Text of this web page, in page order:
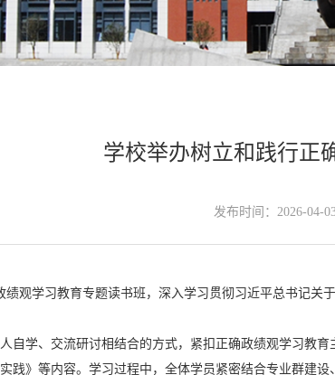
学校举办树立和践行正
发布时间：2026-04-
绩观学习教育专题读书班，深入学习贯彻习近平总书记
自学、交流研讨相结合的方式，紧扣正确政绩观学习教
践》等内容。学习过程中，全体学员紧密结合专业群建